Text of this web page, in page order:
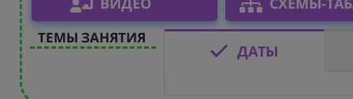
ТЕМЫ ЗАНЯТИЯ
ДАТЫ